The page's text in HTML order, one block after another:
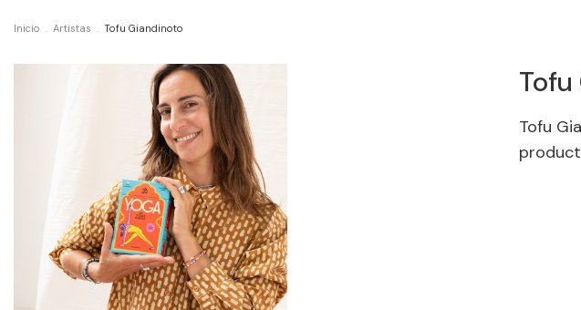
Inicio . Artistas . Tofu Giandinoto
Tofu